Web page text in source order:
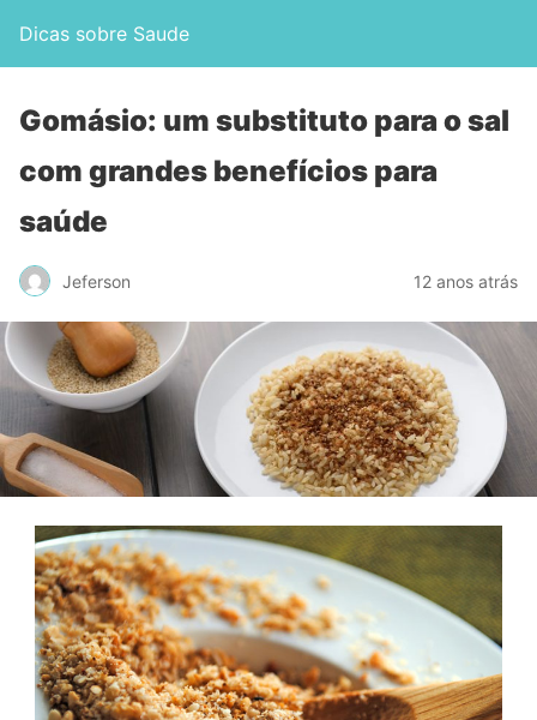
Dicas sobre Saude
Gomásio: um substituto para o sal
com grandes benefícios para
saúde
Jeferson 12 anos atrás